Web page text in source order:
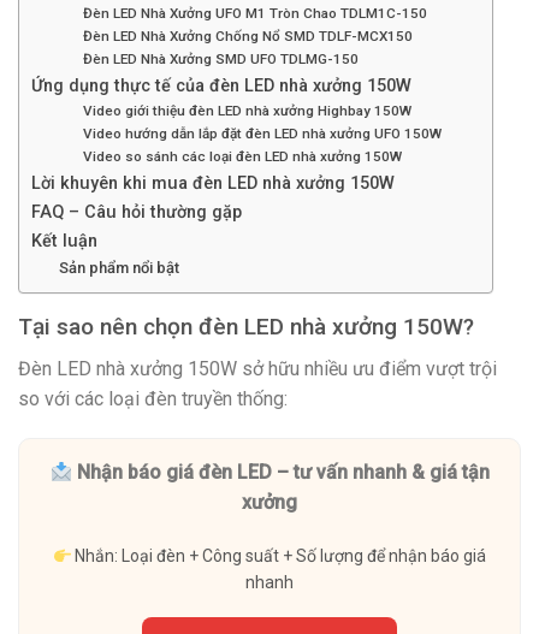
Đèn LED Nhà Xưởng UFO M1 Tròn Chao TDLM1C-150
Đèn LED Nhà Xưởng Chống Nổ SMD TDLF-MCX150
Đèn LED Nhà Xưởng SMD UFO TDLMG-150
Ứng dụng thực tế của đèn LED nhà xưởng 150W
Video giới thiệu đèn LED nhà xưởng Highbay 150W
Video hướng dẫn lắp đặt đèn LED nhà xưởng UFO 150W
Video so sánh các loại đèn LED nhà xưởng 150W
Lời khuyên khi mua đèn LED nhà xưởng 150W
FAQ – Câu hỏi thường gặp
Kết luận
Sản phẩm nổi bật
Tại sao nên chọn đèn LED nhà xưởng 150W?
Đèn LED nhà xưởng 150W sở hữu nhiều ưu điểm vượt trội
so với các loại đèn truyền thống:
Nhận báo giá đèn LED – tư vấn nhanh & giá tận
xưởng
Nhắn: Loại đèn + Công suất + Số lượng để nhận báo giá
nhanh